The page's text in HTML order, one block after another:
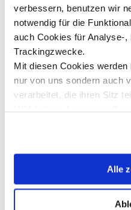
verbessern, benutzen wir
notwendig für die
auch Cookies für Analyse-,
Trackingzwecke.
Mit diesen Cookies
nur von uns sondern auch
verarbeitet, die ihren Sitz
erklären Ihnen genau, was
USA bedeuten kann.
Alle
Den Scrum
Legosimulation erleben
01.10.2026
MCI,
EUR 520,-
Entrepreneurship